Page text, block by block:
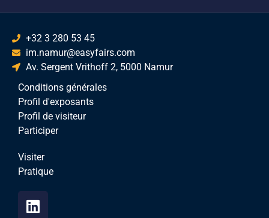
+32 3 280 53 45
im.namur@easyfairs.com
Av. Sergent Vrithoff 2, 5000 Namur
Conditions générales
Profil d'exposants
Profil de visiteur
Participer
Visiter
Pratique